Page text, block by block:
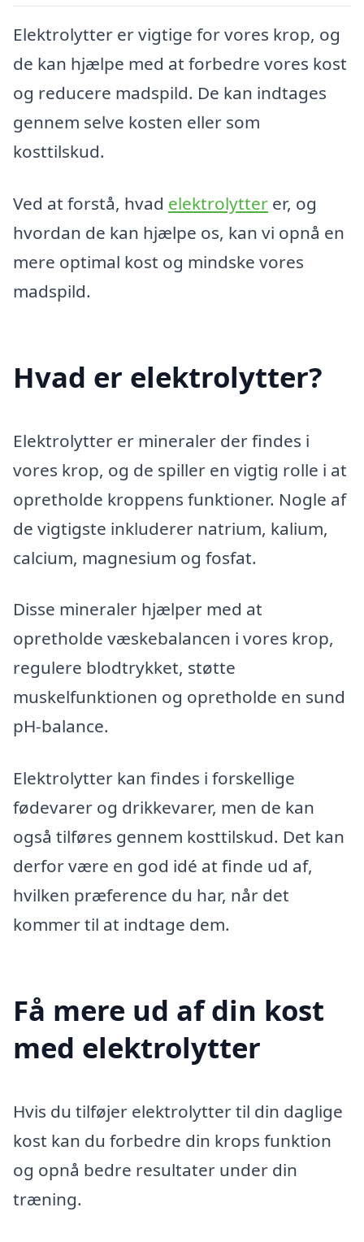
Elektrolytter er vigtige for vores krop, og
de kan hjælpe med at forbedre vores kost
og reducere madspild. De kan indtages
gennem selve kosten eller som
kosttilskud.
Ved at forstå, hvad elektrolytter er, og
hvordan de kan hjælpe os, kan vi opnå en
mere optimal kost og mindske vores
madspild.
Hvad er elektrolytter?
Elektrolytter er mineraler der findes i
vores krop, og de spiller en vigtig rolle i at
opretholde kroppens funktioner. Nogle af
de vigtigste inkluderer natrium, kalium,
calcium, magnesium og fosfat.
Disse mineraler hjælper med at
opretholde væskebalancen i vores krop,
regulere blodtrykket, støtte
muskelfunktionen og opretholde en sund
pH-balance.
Elektrolytter kan findes i forskellige
fødevarer og drikkevarer, men de kan
også tilføres gennem kosttilskud. Det kan
derfor være en god idé at finde ud af,
hvilken præference du har, når det
kommer til at indtage dem.
Få mere ud af din kost
med elektrolytter
Hvis du tilføjer elektrolytter til din daglige
kost kan du forbedre din krops funktion
og opnå bedre resultater under din
træning.